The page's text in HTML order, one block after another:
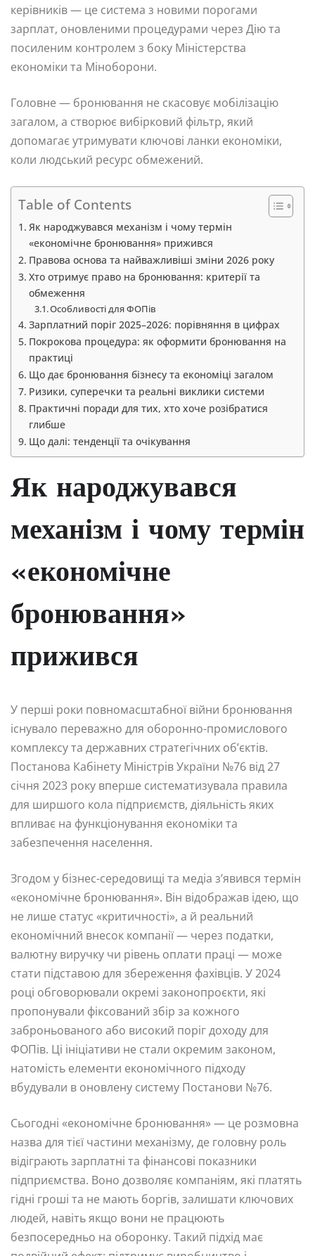
керівників — це система з новими порогами
зарплат, оновленими процедурами через Дію та
посиленим контролем з боку Міністерства
економіки та Міноборони.
Головне — бронювання не скасовує мобілізацію
загалом, а створює вибірковий фільтр, який
допомагає утримувати ключові ланки економіки,
коли людський ресурс обмежений.
Table of Contents
Як народжувався механізм і чому термін
«економічне бронювання» прижився
Правова основа та найважливіші зміни 2026 року
Хто отримує право на бронювання: критерії та
обмеження
Особливості для ФОПів
Зарплатний поріг 2025–2026: порівняння в цифрах
Покрокова процедура: як оформити бронювання на
практиці
Що дає бронювання бізнесу та економіці загалом
Ризики, суперечки та реальні виклики системи
Практичні поради для тих, хто хоче розібратися
глибше
Що далі: тенденції та очікування
Як народжувався
механізм і чому термін
«економічне
бронювання»
прижився
У перші роки повномасштабної війни бронювання
існувало переважно для оборонно-промислового
комплексу та державних стратегічних об’єктів.
Постанова Кабінету Міністрів України №76 від 27
січня 2023 року вперше систематизувала правила
для ширшого кола підприємств, діяльність яких
впливає на функціонування економіки та
забезпечення населення.
Згодом у бізнес-середовищі та медіа з’явився термін
«економічне бронювання». Він відображав ідею, що
не лише статус «критичності», а й реальний
економічний внесок компанії — через податки,
валютну виручку чи рівень оплати праці — може
стати підставою для збереження фахівців. У 2024
році обговорювали окремі законопроєкти, які
пропонували фіксований збір за кожного
заброньованого або високий поріг доходу для
ФОПів. Ці ініціативи не стали окремим законом,
натомість елементи економічного підходу
вбудували в оновлену систему Постанови №76.
Сьогодні «економічне бронювання» — це розмовна
назва для тієї частини механізму, де головну роль
відіграють зарплатні та фінансові показники
підприємства. Воно дозволяє компаніям, які платять
гідні гроші та не мають боргів, залишати ключових
людей, навіть якщо вони не працюють
безпосередньо на оборонку. Такий підхід має